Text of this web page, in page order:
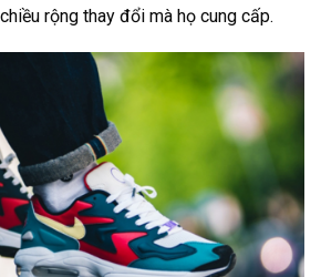
rộng thay đổi mà họ cung cấp.